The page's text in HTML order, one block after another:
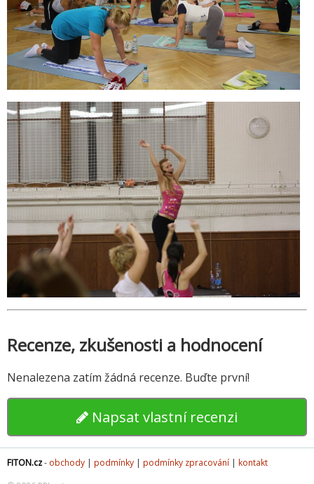
Recenze, zkušenosti a hodnocení
Nenalezena zatím žádná recenze. Buďte první!
Napsat vlastní recenzi
FITON.cz- obchody | podmínky | podmínky zpracování | kontakt